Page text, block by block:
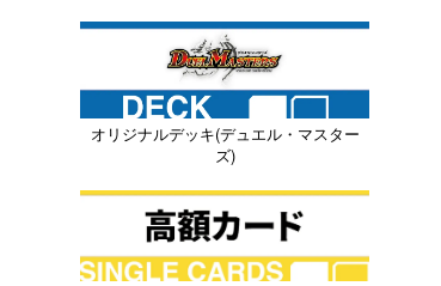
オリジナルデッキ(デュエル・マスター
ズ)